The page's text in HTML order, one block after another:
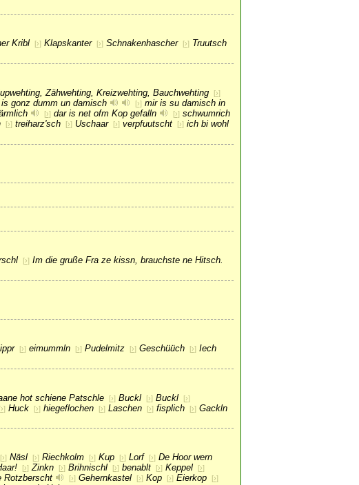
Kribl [›] Klapskanter [›] Schnakenhascher [›] Truutsch
, Zähwehting, Kreizwehting, Bauchwehting [›]
gonz dumm un damisch [›] mir is su damisch in
[›] dar is net ofm Kop gefalln [›] schwumrich
[›] treiharz'sch [›] Uschaar [›] verpfuutscht [›] ich bi wohl
[›] Im die gruße Fra ze kissn, brauchste ne Hitsch.
[›] eimummln [›] Pudelmitz [›] Geschüüch [›] Iech
hot schiene Patschle [›] Buckl [›] Buckl [›]
[›] Huck [›] hiegeflochen [›] Laschen [›] fisplich [›] Gackln
[›] Näsl [›] Riechkolm [›] Kup [›] Lorf [›] De Hoor wern
[›] Zinkn [›] Brihnischl [›] benablt [›] Keppel [›]
Rotzberscht [›] Gehernkastel [›] Kop [›] Eierkop [›]